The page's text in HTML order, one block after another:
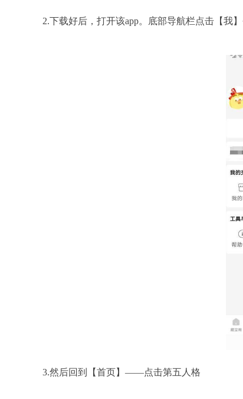
2.下载好后，打开该app。底部导航栏点击【我
3.然后回到【首页】——点击第五人格